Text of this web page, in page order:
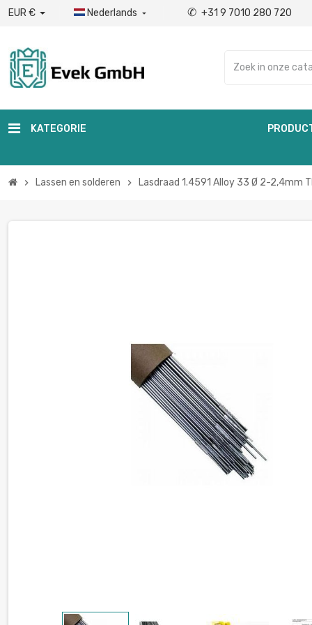
EUR € Nederlands  ✆ +31 9 7010 280 720
KATEGORIE
chevron_right Lassen en solderen chevron_right Lasdraad 1.4591 Alloy 33 Ø 2-2,4mm